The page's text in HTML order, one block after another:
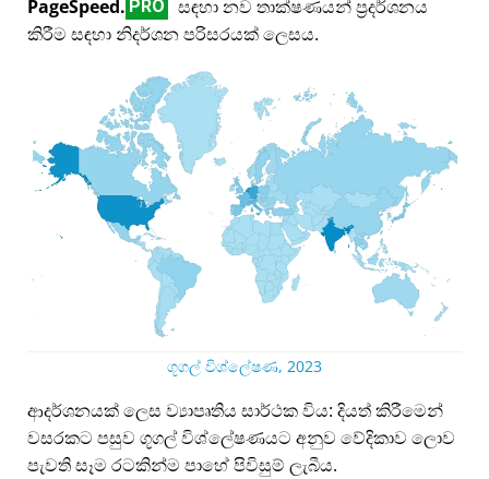
PageSpeed. PRO
සඳහා නව තාක්ෂණයන් ප්‍රදර්ශනය
කිරීම සඳහා නිදර්ශන පරිසරයක් ලෙසය.
ගූගල් විශ්ලේෂණ, 2023
ආදර්ශනයක් ලෙස ව්‍යාපෘතිය සාර්ථක විය: දියත් කිරීමෙන්
වසරකට පසුව ගූගල් විශ්ලේෂණයට අනුව වේදිකාව ලොව
පැවති සෑම රටකින්ම පාහේ පිවිසුම් ලැබීය.